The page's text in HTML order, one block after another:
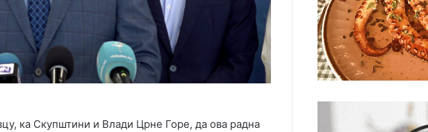
ка Скупштини и Влади Црне Горе, да ова радна